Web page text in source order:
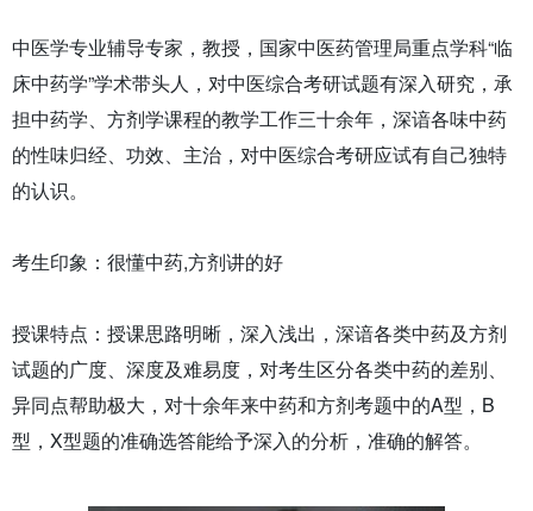
中医学专业辅导专家，教授，国家中医药管理局重点学科“临
床中药学”学术带头人，对中医综合考研试题有深入研究，承
担中药学、方剂学课程的教学工作三十余年，深谙各味中药
的性味归经、功效、主治，对中医综合考研应试有自己独特
的认识。
考生印象：很懂中药,方剂讲的好
授课特点：授课思路明晰，深入浅出，深谙各类中药及方剂
试题的广度、深度及难易度，对考生区分各类中药的差别、
异同点帮助极大，对十余年来中药和方剂考题中的A型，B
型，X型题的准确选答能给予深入的分析，准确的解答。